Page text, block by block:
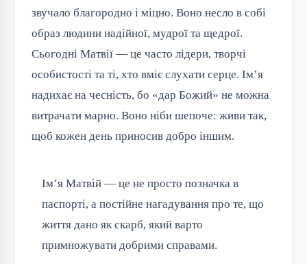
звучало благородно і міцно. Воно несло в собі
образ людини надійної, мудрої та щедрої.
Сьогодні Матвії — це часто лідери, творчі
особистості та ті, хто вміє слухати серце. Ім’я
надихає на чесність, бо «дар Божий» не можна
витрачати марно. Воно ніби шепоче: живи так,
щоб кожен день приносив добро іншим.
Ім’я Матвій — це не просто позначка в
паспорті, а постійне нагадування про те, що
життя дано як скарб, який варто
примножувати добрими справами.